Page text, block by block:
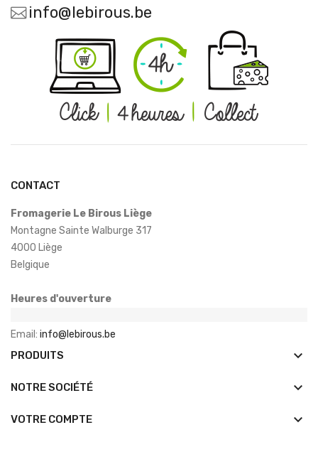
info@lebirous.be
CONTACT
Fromagerie Le Birous Liège
Montagne Sainte Walburge 317
4000 Liège
Belgique
Heures d'ouverture
Email: info@lebirous.be
PRODUITS keyboard_arrow_down
NOTRE SOCIÉTÉ keyboard_arrow_down
VOTRE COMPTE 